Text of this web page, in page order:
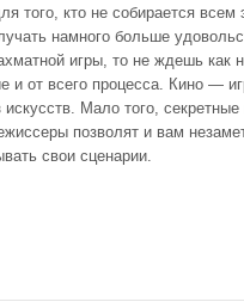
того, кто не собирается всем
намного больше
игры, то не ждешь как
и от всего процесса. Кино —
Мало того, секретные
позволят и вам
свои сценарии.